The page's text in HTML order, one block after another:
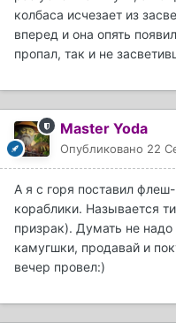
колбаса исчезает из
вперед и она опять
пропал, так и не
Master Yoda
Опубликовано 22
А я с горя поставил
кораблики. Называется
призрак). Думать не
камугшки, продавай и
вечер провел:)